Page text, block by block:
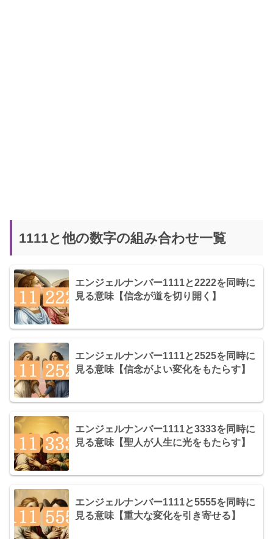
1111と他の数字の組み合わせ一覧
エンジェルナンバー1111と2222を同時に
見る意味【信念が道を切り開く】
エンジェルナンバー1111と2525を同時に
見る意味【信念がよい変化をもたらす】
エンジェルナンバー1111と3333を同時に
見る意味【聖人が人生に光をもたらす】
エンジェルナンバー1111と5555を同時に
見る意味【重大な変化を引き寄せる】